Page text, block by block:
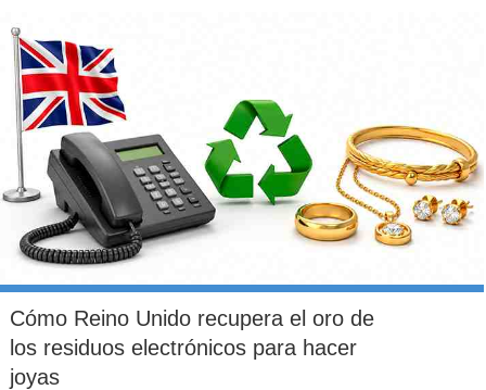
Cómo Reino Unido recupera el oro de
los residuos electrónicos para hacer
joyas